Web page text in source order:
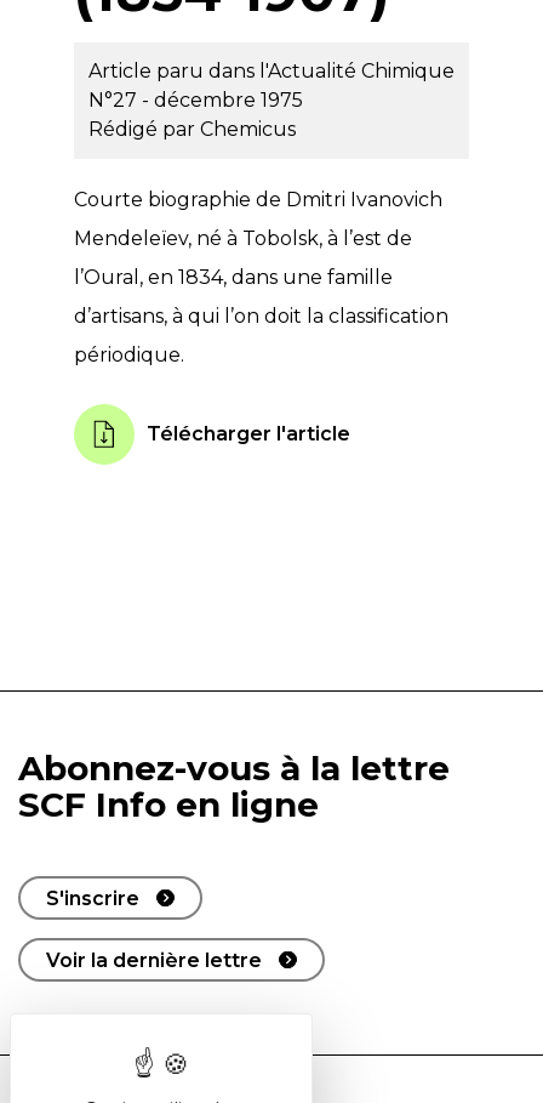
Article paru dans l'Actualité Chimique
N°27 - décembre 1975
Rédigé par Chemicus
Courte biographie de Dmitri Ivanovich
Mendeleïev, né à Tobolsk, à l’est de
l’Oural, en 1834, dans une famille
d’artisans, à qui l’on doit la classification
périodique.
Télécharger l'article
Abonnez-vous à la lettre
SCF Info en ligne
S'inscrire
Voir la dernière lettre